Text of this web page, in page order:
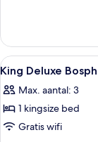
laden
DELUXE
ACCESSIBLE
GUEST
ROOM
Alle
foto's
voor
King
Deluxe
7
King Deluxe
Max. aantal: 3
1 kingsize bed
Gratis wifi